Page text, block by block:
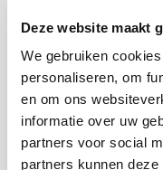
Deze website maakt
We gebruiken
personaliseren, om
en om ons
informatie over uw
partners voor social
partners kunnen
incl. BTW
BEKIJK